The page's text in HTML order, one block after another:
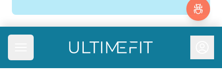
Ouvrir le menu principal
UltimeFit